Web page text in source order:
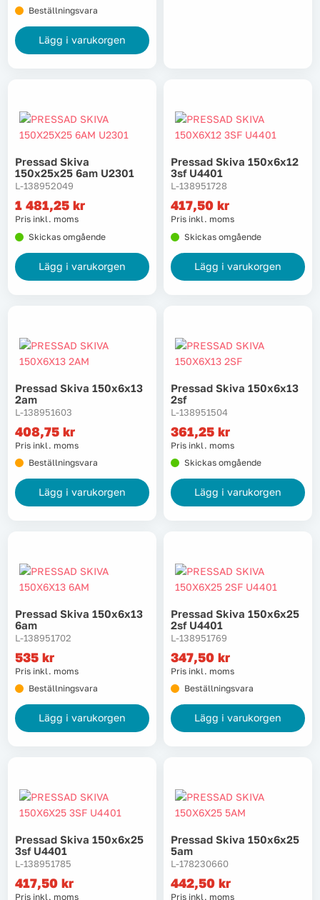
Beställningsvara
Lägg i varukorgen
Pressad Skiva
150x25x25 6am U2301
L-138952049
1 481,25 kr
Pris inkl. moms
Skickas omgående
Lägg i varukorgen
Pressad Skiva 150x6x12
3sf U4401
L-138951728
417,50 kr
Pris inkl. moms
Skickas omgående
Lägg i varukorgen
Pressad Skiva 150x6x13
2am
L-138951603
408,75 kr
Pris inkl. moms
Beställningsvara
Lägg i varukorgen
Pressad Skiva 150x6x13
2sf
L-138951504
361,25 kr
Pris inkl. moms
Skickas omgående
Lägg i varukorgen
Pressad Skiva 150x6x13
6am
L-138951702
535 kr
Pris inkl. moms
Beställningsvara
Lägg i varukorgen
Pressad Skiva 150x6x25
2sf U4401
L-138951769
347,50 kr
Pris inkl. moms
Beställningsvara
Lägg i varukorgen
Pressad Skiva 150x6x25
3sf U4401
L-138951785
417,50 kr
Pris inkl. moms
Pressad Skiva 150x6x25
5am
L-178230660
442,50 kr
Pris inkl. moms